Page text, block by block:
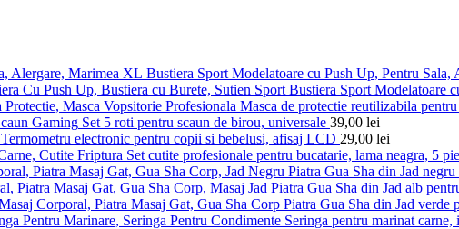
Bustiera Sport Modelatoare cu Push Up, Pentru
Bustiera Sport Modelatoare
Masca de protectie reutilizabila
Set 5 roti pentru scaun de birou, universale 39,00 lei
Termometru electronic pentru copii si bebelusi, afisaj LCD 29,00 lei
Set cutite profesionale pentru bucatarie, lama neagra, 5
Piatra Gua Sha din Jad
Piatra Gua Sha din Jad alb
Piatra Gua Sha din Jad verde
Seringa pentru marinat